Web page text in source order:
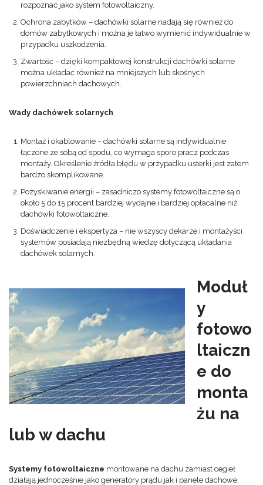
rozpoznać jako system fotowoltaiczny.
Ochrona zabytków – dachówki solarne nadają się również do
domów zabytkowych i można je łatwo wymienić indywidualnie w
przypadku uszkodzenia.
Zwartość – dzięki kompaktowej konstrukcji dachówki solarne
można układać również na mniejszych lub skośnych
powierzchniach dachowych.
Wady dachówek solarnych
Montaż i okablowanie – dachówki solarne są indywidualnie
łączone ze sobą od spodu, co wymaga sporo pracz podczas
montaży. Określenie źródła błędu w przypadku usterki jest zatem
bardzo skomplikowane.
Pozyskiwanie energii – zasadniczo systemy fotowoltaiczne są o
około 5 do 15 procent bardziej wydajne i bardziej opłacalne niż
dachówki fotowoltaiczne.
Doświadczenie i ekspertyza – nie wszyscy dekarze i montażyści
systemów posiadają niezbędną wiedzę dotyczącą układania
dachówek solarnych.
Moduł
y
fotowo
ltaiczn
e do
monta
żu na
lub w dachu
Systemy fotowoltaiczne montowane na dachu zamiast cegieł
działają jednocześnie jako generatory prądu jak i panele dachowe.